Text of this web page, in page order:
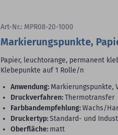
Art-Nr.: MPR08-20-1000
Markierungspunkte,
Papier, leuchtorange, permanent
Klebepunkte auf 1 Rolle/n
Anwendung: Markierungspunkte,
Druckverfahren:Thermotransfer
Farbbandempfehlung:Wachs/
Druckertyp:Standard- und
Oberfläche: matt